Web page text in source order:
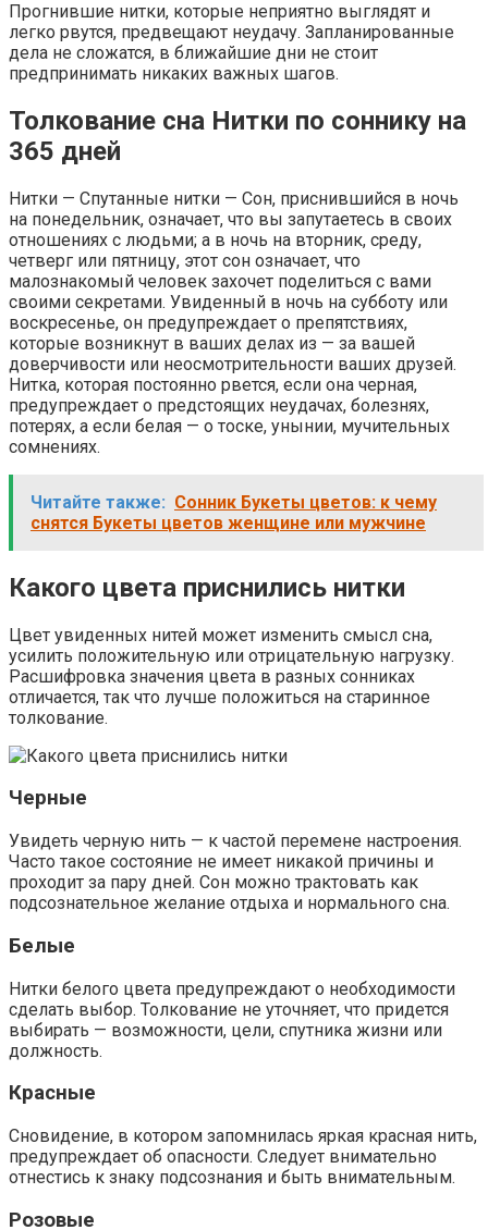
Прогнившие нитки, которые неприятно выглядят и
легко рвутся, предвещают неудачу. Запланированные
дела не сложатся, в ближайшие дни не стоит
предпринимать никаких важных шагов.
Толкование сна Нитки по соннику на
365 дней
Нитки — Спутанные нитки — Сон, приснившийся в ночь
на понедельник, означает, что вы запутаетесь в своих
отношениях с людьми; а в ночь на вторник, среду,
четверг или пятницу, этот сон означает, что
малознакомый человек захочет поделиться с вами
своими секретами. Увиденный в ночь на субботу или
воскресенье, он предупреждает о препятствиях,
которые возникнут в ваших делах из — за вашей
доверчивости или неосмотрительности ваших друзей.
Нитка, которая постоянно рвется, если она черная,
предупреждает о предстоящих неудачах, болезнях,
потерях, а если белая — о тоске, унынии, мучительных
сомнениях.
Читайте также: Сонник Букеты цветов: к чему
снятся Букеты цветов женщине или мужчине
Какого цвета приснились нитки
Цвет увиденных нитей может изменить смысл сна,
усилить положительную или отрицательную нагрузку.
Расшифровка значения цвета в разных сонниках
отличается, так что лучше положиться на старинное
толкование.
Черные
Увидеть черную нить — к частой перемене настроения.
Часто такое состояние не имеет никакой причины и
проходит за пару дней. Сон можно трактовать как
подсознательное желание отдыха и нормального сна.
Белые
Нитки белого цвета предупреждают о необходимости
сделать выбор. Толкование не уточняет, что придется
выбирать — возможности, цели, спутника жизни или
должность.
Красные
Сновидение, в котором запомнилась яркая красная нить,
предупреждает об опасности. Следует внимательно
отнестись к знаку подсознания и быть внимательным.
Розовые